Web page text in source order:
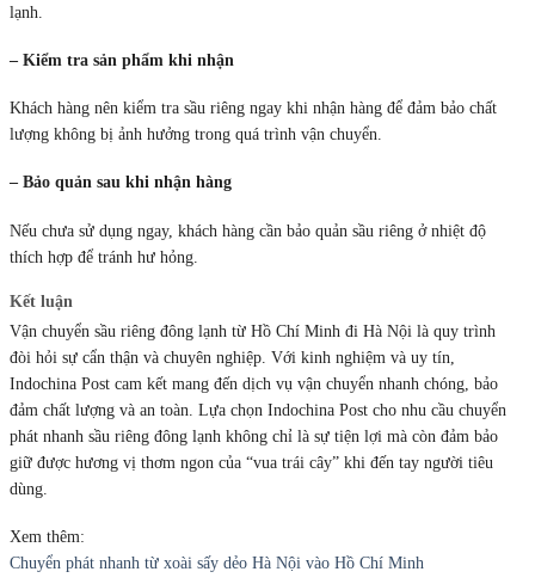
lạnh.
– Kiểm tra sản phẩm khi nhận
Khách hàng nên kiểm tra sầu riêng ngay khi nhận hàng để đảm bảo chất
lượng không bị ảnh hưởng trong quá trình vận chuyển.
– Bảo quản sau khi nhận hàng
Nếu chưa sử dụng ngay, khách hàng cần bảo quản sầu riêng ở nhiệt độ
thích hợp để tránh hư hỏng.
Kết luận
Vận chuyển sầu riêng đông lạnh từ Hồ Chí Minh đi Hà Nội là quy trình
đòi hỏi sự cẩn thận và chuyên nghiệp. Với kinh nghiệm và uy tín,
Indochina Post cam kết mang đến dịch vụ vận chuyển nhanh chóng, bảo
đảm chất lượng và an toàn. Lựa chọn Indochina Post cho nhu cầu chuyển
phát nhanh sầu riêng đông lạnh không chỉ là sự tiện lợi mà còn đảm bảo
giữ được hương vị thơm ngon của “vua trái cây” khi đến tay người tiêu
dùng.
Xem thêm:
Chuyển phát nhanh từ xoài sấy dẻo Hà Nội vào Hồ Chí Minh